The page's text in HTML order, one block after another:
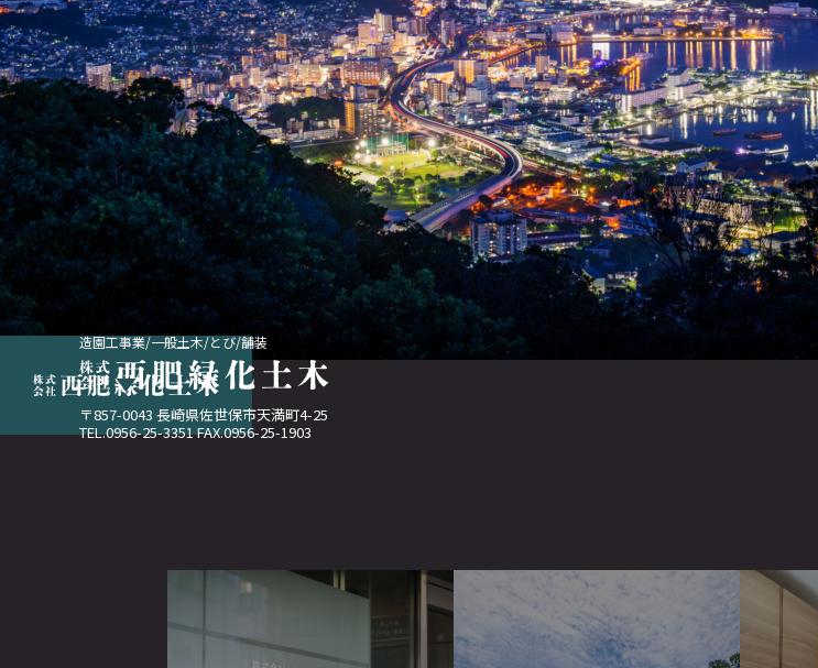
造園工事業/一般土木/とび/舗装
〒857-0043 長崎県佐世保市天満町4-25
TEL.0956-25-3351 FAX.0956-25-1903